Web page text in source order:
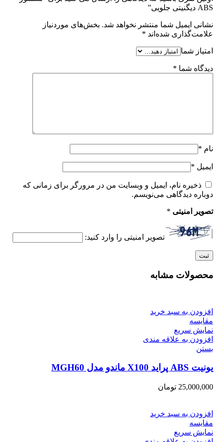
ABS دیگنیتی جلویی”
نشانی ایمیل شما منتشر نخواهد شد. بخش‌های موردنیاز
علامت‌گذاری شده‌اند *
امتیاز شما
دیدگاه شما *
نام *
ایمیل *
ذخیره نام، ایمیل و وبسایت من در مرورگر برای زمانی که
دوباره دیدگاهی می‌نویسم.
تصویر امنیتی *
تصویر امنیتی را وارد کنید:
محصولات مشابه
افزودن به سبد خرید
مقایسه
نمایش سریع
افزودن به علاقه مندی
بستن
یونیت ABS پراید X100 ماندو مدل MGH60
25,000,000 تومان
افزودن به سبد خرید
مقایسه
نمایش سریع